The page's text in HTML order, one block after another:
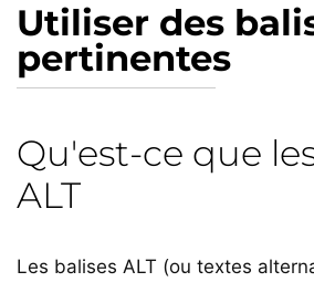
Utiliser des
pertinentes
Qu'est-ce que
ALT
Les balises ALT (ou textes